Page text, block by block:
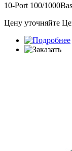
10-Port 100/
Цену уточняйте